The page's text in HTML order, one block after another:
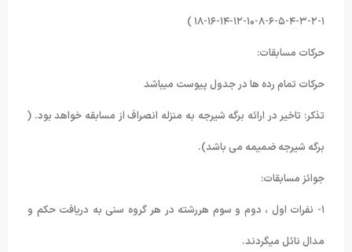
حرکات مسابقات:
حرکات تمام رده ها در جدول پیوست میباشد
تذکر: تاخیر در ارائه برگه شیرجه به منزله انصراف از مسابقه خواهد بود. (
برگه شیرجه ضمیمه می باشد).
جوائز مسابقات:
۱- نفرات اول ، دوم و سوم هررشته در هر گروه سنی به دریافت حکم و
مدال نائل میگردند.